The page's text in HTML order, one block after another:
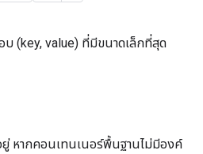
(key, value) ที่มีขนาดเล็กที่สุด
หากคอนเทนเนอร์พื้นฐานไม่มีองค์